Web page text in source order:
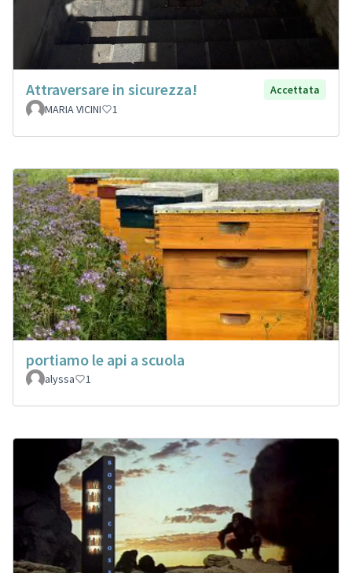
Attraversare in sicurezza!
Accettata
MARIA VICINI
1
portiamo le api a scuola
alyssa 1